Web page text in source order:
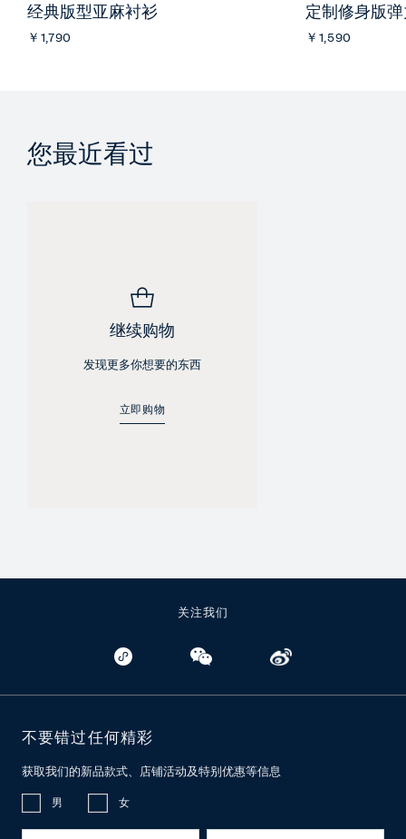
经典版型亚麻衬衫
￥1,790
定制修身版
￥1,590
您最近看过
继续购物
发现更多你想要的东西
立即购物
关注我们
不要错过任何精彩
获取我们的新品款式、店铺活动及特别优惠等信息
男 女